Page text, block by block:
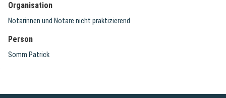
Organisation
Notarinnen und Notare nicht praktizierend
Person
Somm Patrick